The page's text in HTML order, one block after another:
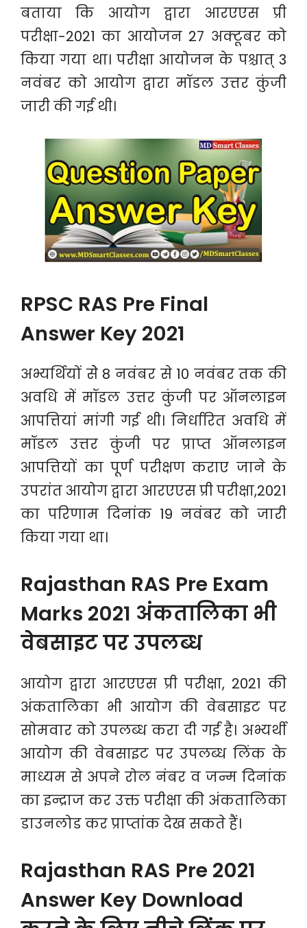
बताया कि आयोग द्वारा आरएएस प्री
परीक्षा-2021 का आयोजन 27 अक्टूबर को
किया गया था। परीक्षा आयोजन के पश्चात् 3
नवंबर को आयोग द्वारा मॉडल उत्तर कुंजी
जारी की गई थी।
RPSC RAS Pre Final
Answer Key 2021
अभ्यर्थियों सेे 8 नवंबर से 10 नवंबर तक की
अवधि में मॉडल उत्तर कुंजी पर ऑनलाइन
आपत्तियां मांगी गई थी। निर्धारित अवधि में
मॉडल उत्तर कुंजी पर प्राप्त ऑनलाइन
आपत्तियों का पूर्ण परीक्षण कराए जाने के
उपरांत आयोग द्वारा आरएएस प्री परीक्षा,2021
का परिणाम दिनांक 19 नवंबर को जारी
किया गया था।
Rajasthan RAS Pre Exam
Marks 2021 अंकतालिका भी
वेबसाइट पर उपलब्ध
आयोग द्वारा आरएएस प्री परीक्षा, 2021 की
अंकतालिका भी आयोग की वेबसाइट पर
सोमवार को उपलब्ध करा दी गई है। अभ्यर्थी
आयोग की वेबसाइट पर उपलब्ध लिंक के
माध्यम से अपने रोल नंबर व जन्म दिनांक
का इन्द्राज कर उक्त परीक्षा की अंकतालिका
डाउनलोड कर प्राप्तांक देख सकते हैं।
Rajasthan RAS Pre 2021
Answer Key Download